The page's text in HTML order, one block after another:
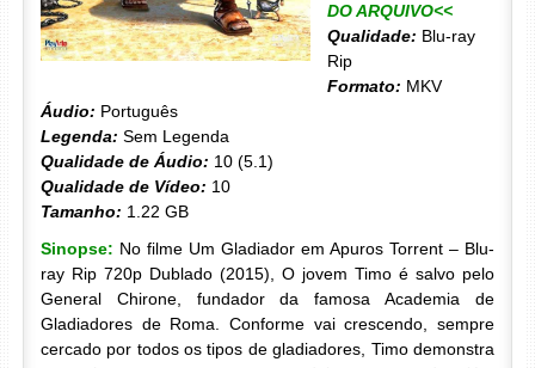
DO ARQUIVO<<
Qualidade: Blu-ray
Rip
Formato: MKV
Áudio: Português
Legenda: Sem Legenda
Qualidade de Áudio: 10 (5.1)
Qualidade de Vídeo: 10
Tamanho: 1.22 GB
Sinopse: No filme Um Gladiador em Apuros Torrent – Blu-
ray Rip 720p Dublado (2015), O jovem Timo é salvo pelo
General Chirone, fundador da famosa Academia de
Gladiadores de Roma. Conforme vai crescendo, sempre
cercado por todos os tipos de gladiadores, Timo demonstra